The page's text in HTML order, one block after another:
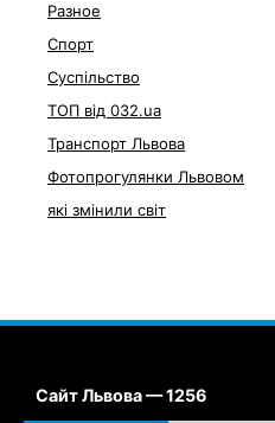
Разное
Спорт
Суспільство
ТОП від 032.ua
Транспорт Львова
Фотопрогулянки Львовом
які змінили світ
Сайт Львова — 1256